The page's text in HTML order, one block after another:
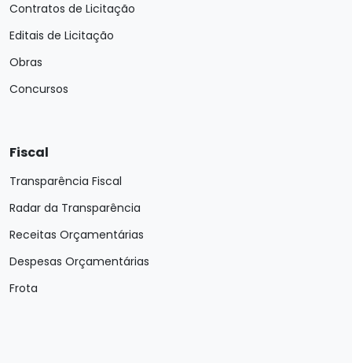
Contratos de Licitação
Editais de Licitação
Obras
Concursos
Fiscal
Transparência Fiscal
Radar da Transparência
Receitas Orçamentárias
Despesas Orçamentárias
Frota